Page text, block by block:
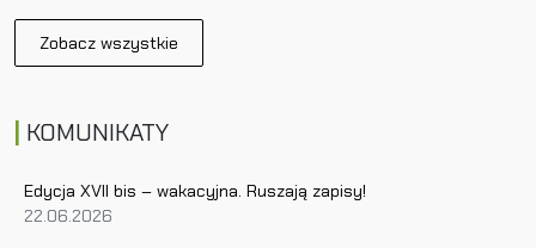
KOMUNIKATY
Edycja XVII bis – wakacyjna. Ruszają zapisy!
22.06.2026
i
w
p
Zobacz wszystkie